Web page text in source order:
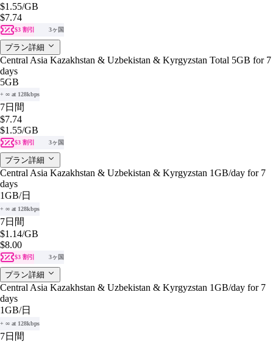
$1.55/GB
$7.74
$3 割引 3ヶ国
プラン詳細
Central Asia Kazakhstan & Uzbekistan & Kyrgyzstan Total 5GB for 7
days
5GB
+ ∞ at 128kbps
7日間
$7.74
$1.55/GB
$3 割引 3ヶ国
プラン詳細
Central Asia Kazakhstan & Uzbekistan & Kyrgyzstan 1GB/day for 7
days
1GB/日
+ ∞ at 128kbps
7日間
$1.14/GB
$8.00
$3 割引 3ヶ国
プラン詳細
Central Asia Kazakhstan & Uzbekistan & Kyrgyzstan 1GB/day for 7
days
1GB/日
+ ∞ at 128kbps
7日間